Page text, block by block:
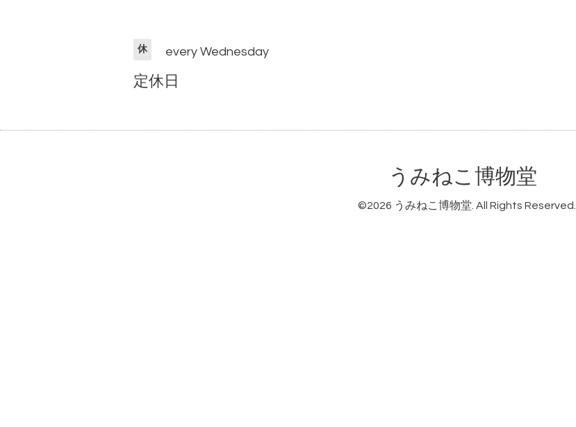
休 every Wednesday
定休日
うみねこ博物堂
©2026 うみねこ博物堂. All Rights Reserved.